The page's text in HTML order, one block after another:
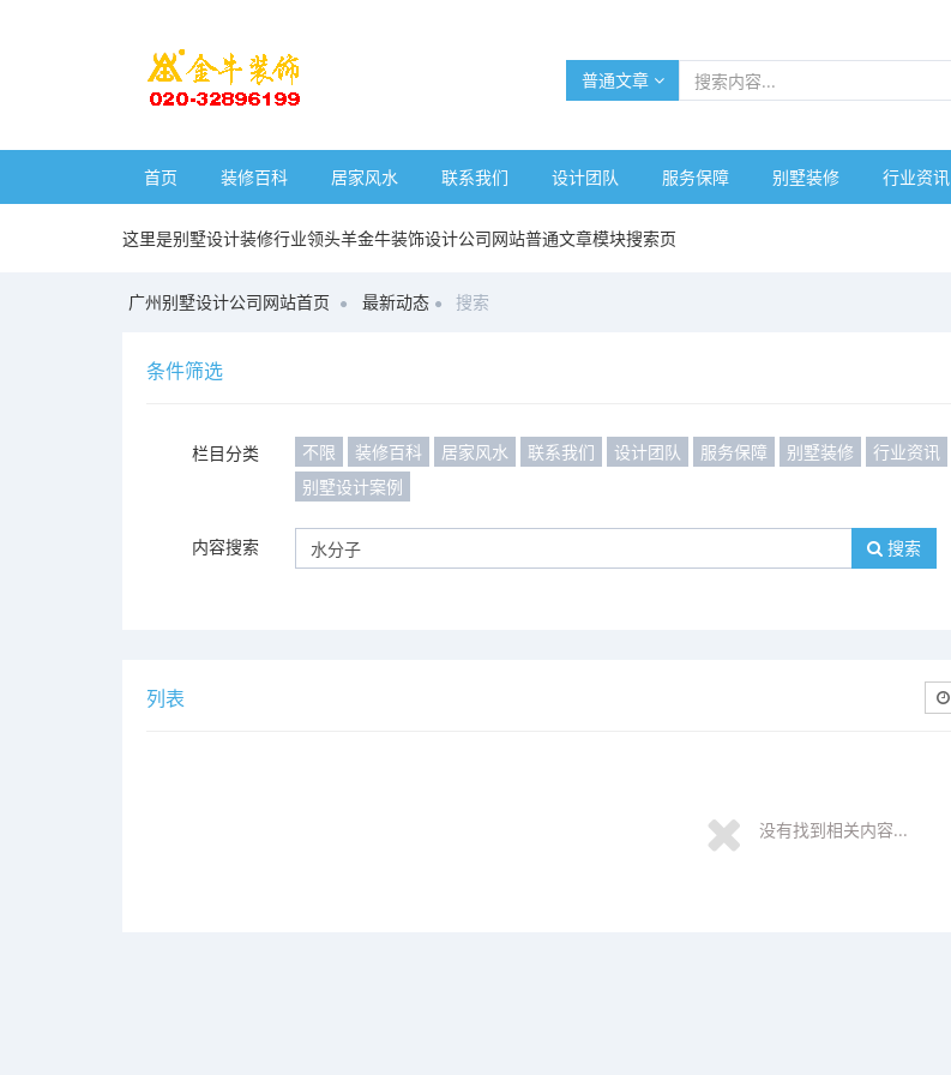
普通文章
首页 装修百科 居家风水 联系我们 设计团队 服务保障 别墅装修 行业资讯
这里是别墅设计装修行业领头羊金牛装饰设计公司网站普通文章模块搜索页
广州别墅设计公司网站首页 最新动态 搜索
条件筛选
栏目分类 不限 装修百科 居家风水 联系我们 设计团队 服务保障 别墅装修 行业资讯
别墅设计案例
内容搜索 搜索
列表
没有找到相关内容...